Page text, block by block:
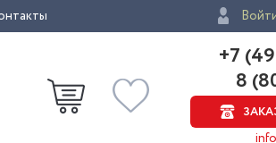
+7
8